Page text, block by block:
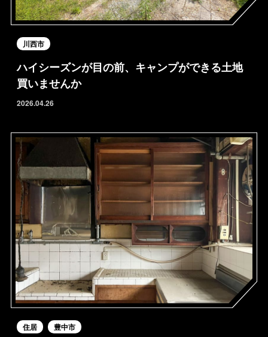
川西市
ハイシーズンが目の前、キャンプができる土地
買いませんか
2026.04.26
住居 豊中市